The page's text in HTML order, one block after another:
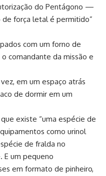
do Pentágono —
de força letal é permitido”
com um forno de
comandante da missão e
em um espaço atrás
de dormir em um
existe “uma espécie de
como urinol
de fralda no
E um pequeno
em formato de pinheiro,